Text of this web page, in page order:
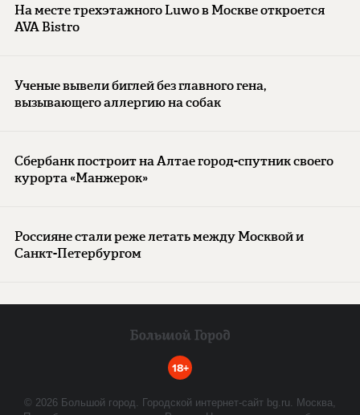
На месте трехэтажного Luwo в Москве откроется
AVA Bistro
Ученые вывели биглей без главного гена,
вызывающего аллергию на собак
Сбербанк построит на Алтае город-спутник своего
курорта «Манжерок»
Россияне стали реже летать между Москвой и
Санкт-Петербургом
18+
© 2026 Большой город. Городской интернет-сайт bg.ru. Москва,